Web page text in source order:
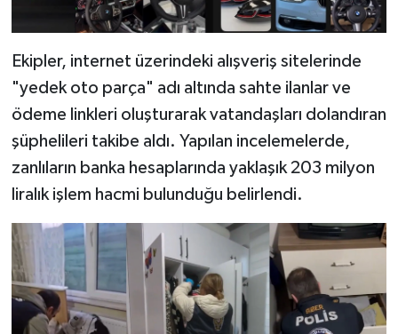
Ekipler, internet üzerindeki alışveriş sitelerinde
"yedek oto parça" adı altında sahte ilanlar ve
ödeme linkleri oluşturarak vatandaşları dolandıran
şüphelileri takibe aldı. Yapılan incelemelerde,
zanlıların banka hesaplarında yaklaşık 203 milyon
liralık işlem hacmi bulunduğu belirlendi.